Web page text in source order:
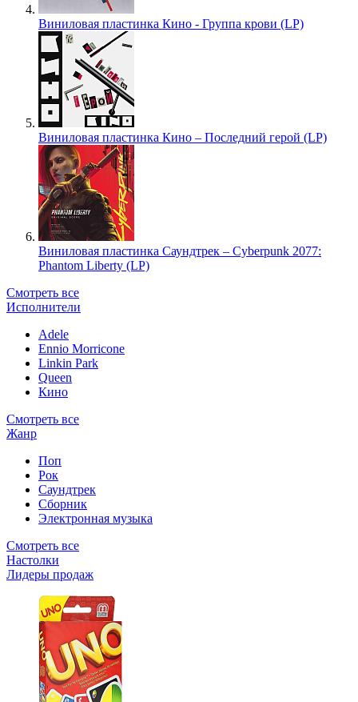
Виниловая пластинка Кино - Группа крови (LP)
Виниловая пластинка Кино – Последний герой (LP)
Виниловая пластинка Саундтрек – Cyberpunk 2077:
Phantom Liberty (LP)
Смотреть все
Исполнители
Adele
Ennio Morricone
Linkin Park
Queen
Кино
Смотреть все
Жанр
Поп
Рок
Саундтрек
Сборник
Электронная музыка
Смотреть все
Настолки
Лидеры продаж